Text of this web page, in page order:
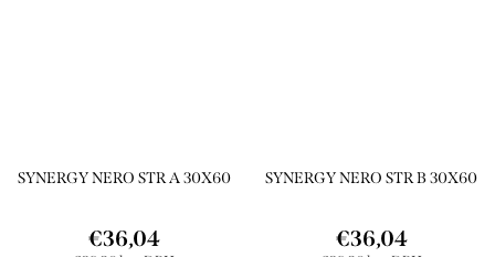
SYNERGY NERO STR A 30X60
€36,04
SYNERGY NERO STR B 30X60
€36,04